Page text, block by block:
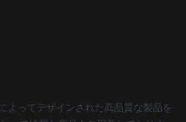
よってデザインされた高品質な製品を